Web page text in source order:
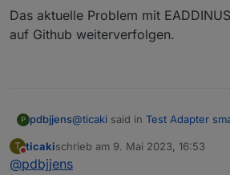
Das aktuelle Problem mit
auf Github weiterverfolgen.
P pdbjjens@ticaki said in Test Adapter
T
Nicht stören
ticakischrieb am 9. Mai 2023, 16:53
zuletzt editiert von
@pdbjjens